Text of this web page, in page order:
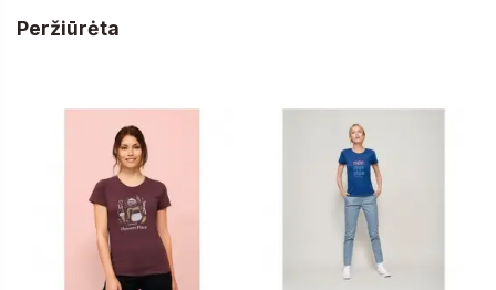
Peržiūrėta